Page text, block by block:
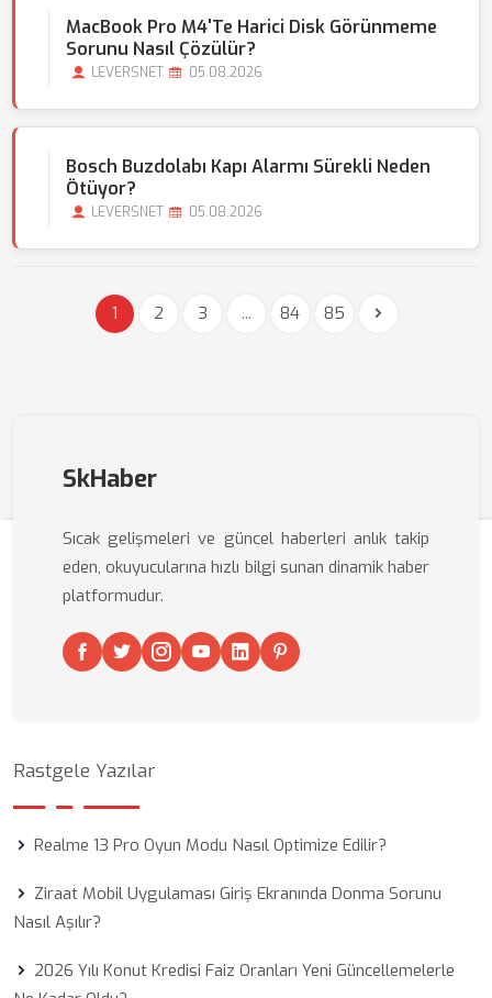
MacBook Pro M4'te Harici Disk Görünmeme
Sorunu Nasıl Çözülür?
LEVERSNET 05.08.2026
Bosch Buzdolabı Kapı Alarmı Sürekli Neden
Ötüyor?
LEVERSNET 05.08.2026
1 2 3 ... 84 85
SkHaber
Sıcak gelişmeleri ve güncel haberleri anlık takip
eden, okuyucularına hızlı bilgi sunan dinamik haber
platformudur.
Rastgele Yazılar
Realme 13 Pro Oyun Modu Nasıl Optimize Edilir?
Ziraat Mobil Uygulaması Giriş Ekranında Donma Sorunu
Nasıl Aşılır?
2026 Yılı Konut Kredisi Faiz Oranları Yeni Güncellemelerle